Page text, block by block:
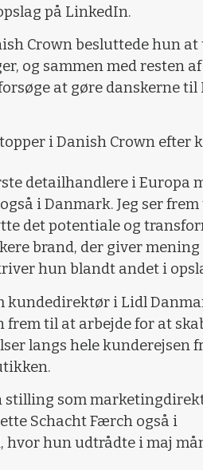
på LinkedIn.
Crown besluttede hun at
og sammen med resten af
at gøre danskerne til
i Danish Crown efter
detailhandlere i Europa
i Danmark. Jeg ser
det potentiale og
brand, der giver mening
hun blandt andet i
kundedirektør i Lidl
frem til at arbejde for at
langs hele kunderejsen
stilling som
Schacht Færch også i
hvor hun udtrådte i maj